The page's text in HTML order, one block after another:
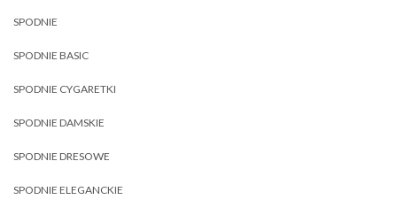
SPODNIE
SPODNIE BASIC
SPODNIE CYGARETKI
SPODNIE DAMSKIE
SPODNIE DRESOWE
SPODNIE ELEGANCKIE